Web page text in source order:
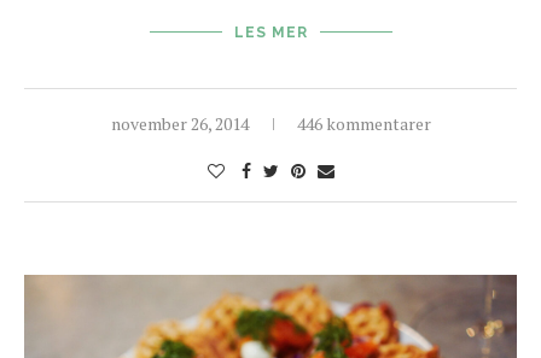
LES MER
november 26, 2014 446 kommentarer